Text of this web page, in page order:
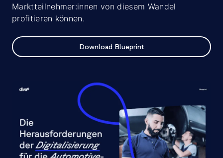
Marktteilnehmer:innen von diesem Wandel
profitieren können.
Download Blueprint